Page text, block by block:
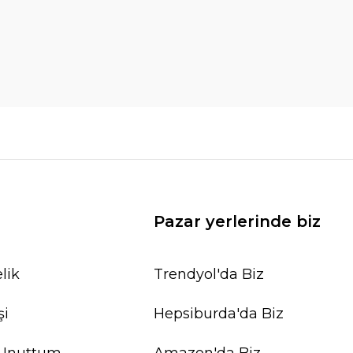
Pazar yerlerinde biz
Trendyol'da Biz
Hepsiburda'da Biz